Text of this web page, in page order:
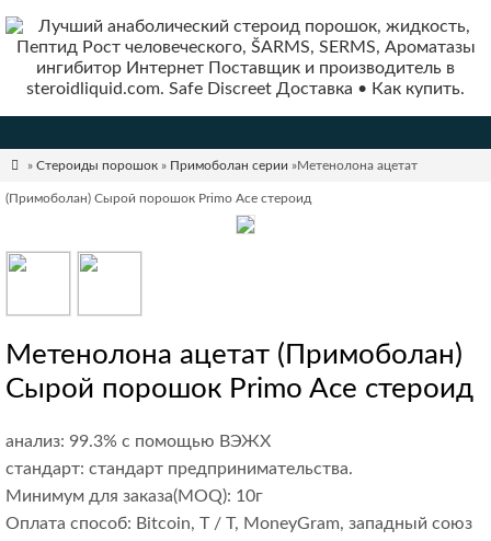
 » Стероиды порошок» Примоболан серии »Метенолона ацетат
(Примоболан) Сырой порошок Primo Ace стероид
Метенолона ацетат (Примоболан)
Сырой порошок Primo Ace стероид
анализ: 99.3% с помощью ВЭЖХ
стандарт: стандарт предпринимательства.
Минимум для заказа(MOQ): 10г
Оплата способ: Bitcoin, T / T, MoneyGram, западный союз